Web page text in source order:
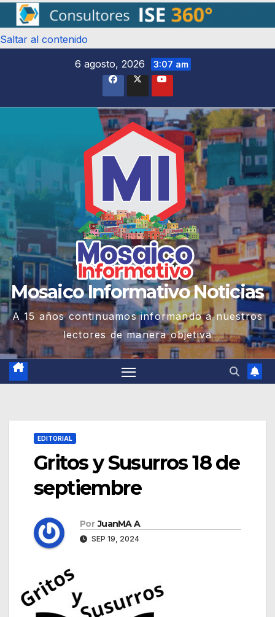
Saltar al contenido
6 agosto, 2026
3:07 am
Mosaico Informativo Noticias
A 15 años continuamos informando a nuestros
lectores de manera objetiva
EDITORIAL
Gritos y Susurros 18 de
septiembre
Por JuanMA A
SEP 19, 2024